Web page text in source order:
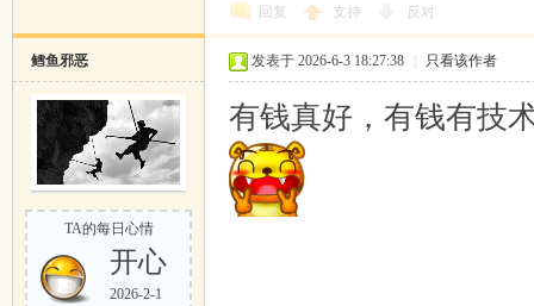
回复 支持 反对
鳕鱼邪恶
TA的每日心情
开心
2026-2-1
发表于 2026-6-3 18:27:38 只看该作者
有钱真好，有钱有技